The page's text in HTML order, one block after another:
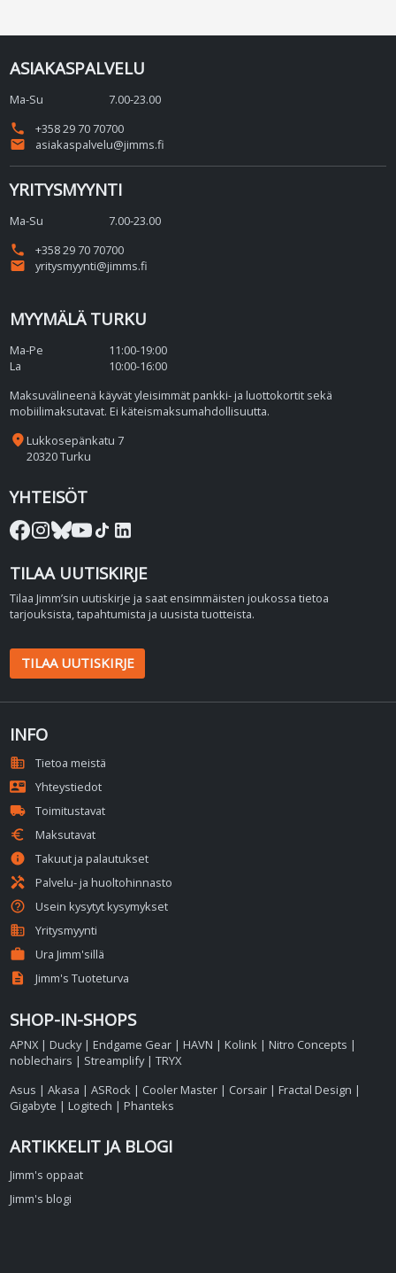
ASIAKASPALVELU
Ma-Su
7.00-23.00
phone
+358 29 70 70700
email
asiakaspalvelu@jimms.fi
YRITYSMYYNTI
Ma-Su
7.00-23.00
phone
+358 29 70 70700
email
yritysmyynti@jimms.fi
MYYMÄLÄ TURKU
Ma-Pe
11:00-19:00
La
10:00-16:00
Maksuvälineenä käyvät yleisimmät pankki- ja luottokortit sekä
mobiilimaksutavat. Ei käteismaksumahdollisuutta.
place Lukkosepänkatu 7
20320 Turku
YHTEISÖT
TILAA UUTISKIRJE
Tilaa Jimm’sin uutiskirje ja saat ensimmäisten joukossa tietoa
tarjouksista, tapahtumista ja uusista tuotteista.
TILAA UUTISKIRJE
INFO
domain
Tietoa meistä
contact_mail
Yhteystiedot
local_shipping
Toimitustavat
euro
Maksutavat
info
Takuut ja palautukset
handyman
Palvelu- ja huoltohinnasto
help_outline
Usein kysytyt kysymykset
business
Yritysmyynti
work
Ura Jimm'sillä
description
Jimm's Tuoteturva
SHOP-IN-SHOPS
APNX | Ducky| Endgame Gear | HAVN | Kolink | Nitro Concepts |
noblechairs | Streamplify|TRYX
Asus |Akasa |ASRock | Cooler Master | Corsair | Fractal Design |
Gigabyte | Logitech | Phanteks
ARTIKKELIT JA BLOGI
Jimm's oppaat
Jimm's blogi